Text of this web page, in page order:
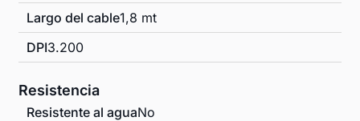
Largo del cable1,8 mt
DPI3.200
Resistencia
Resistente al aguaNo